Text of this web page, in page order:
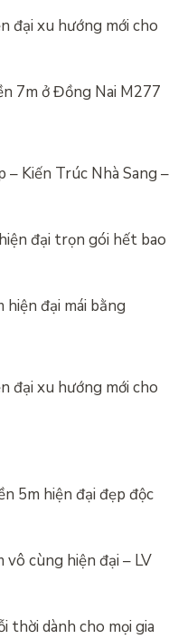
đại xu hướng mới cho
7m ở Đồng Nai M277
Kiến Trúc Nhà Sang –
đại trọn gói hết bao
đại mái bằng
đại xu hướng mới cho
5m hiện đại đẹp độc
cùng hiện đại – LV
thời dành cho mọi gia